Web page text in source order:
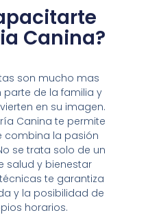
Canina?
son mucho mas
parte de la familia y
en su imagen.
Canina te permite
combina la pasión
se trata solo de un
salud y bienestar
te garantiza
y la posibilidad de
horarios.